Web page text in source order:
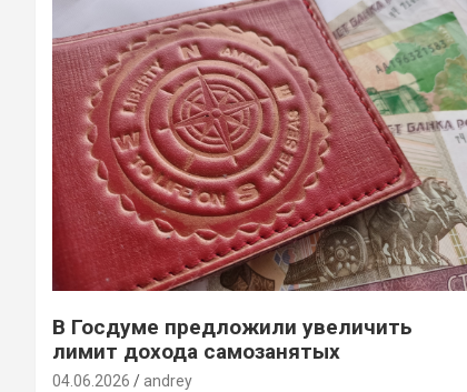
В Госдуме предложили увеличить
лимит дохода самозанятых
04.06.2026 andrey